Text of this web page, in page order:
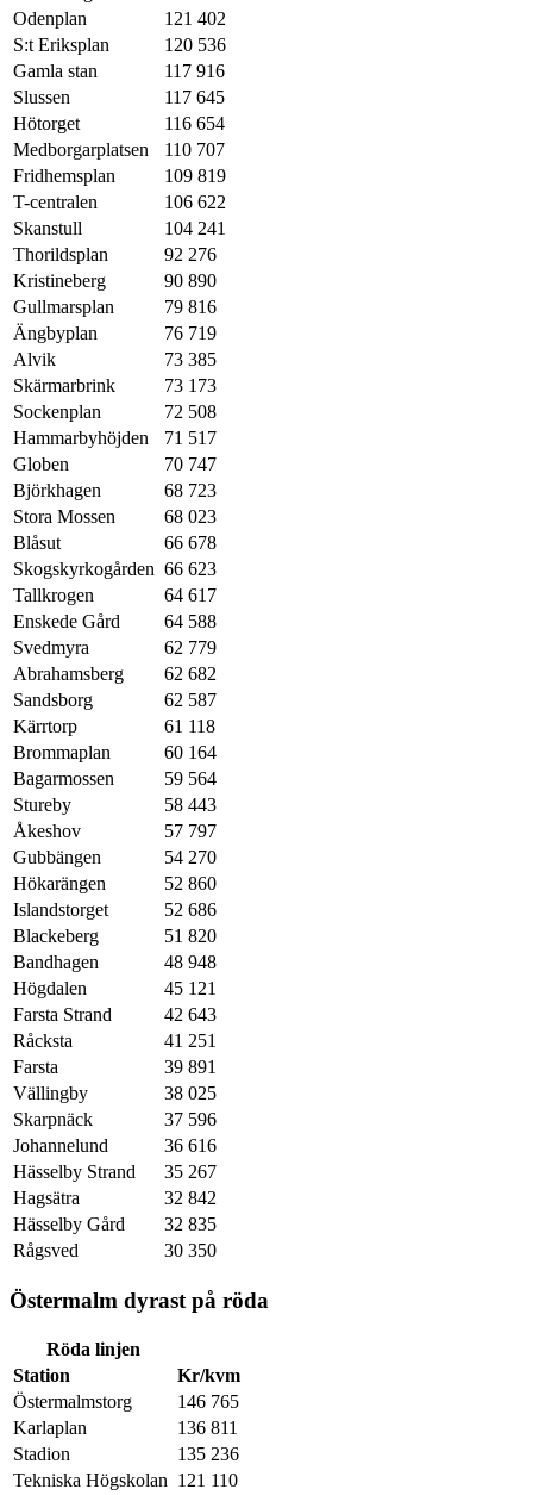
Odenplan
121 402
S:t Eriksplan
120 536
Gamla stan
117 916
Slussen
117 645
Hötorget
116 654
Medborgarplatsen
110 707
Fridhemsplan
109 819
T-centralen
106 622
Skanstull
104 241
Thorildsplan
92 276
Kristineberg
90 890
Gullmarsplan
79 816
Ängbyplan
76 719
Alvik
73 385
Skärmarbrink
73 173
Sockenplan
72 508
Hammarbyhöjden
71 517
Globen
70 747
Björkhagen
68 723
Stora Mossen
68 023
Blåsut
66 678
Skogskyrkogården 66 623
Tallkrogen
64 617
Enskede Gård
64 588
Svedmyra
62 779
Abrahamsberg
62 682
Sandsborg
62 587
Kärrtorp
61 118
Brommaplan
60 164
Bagarmossen
59 564
Stureby
58 443
Åkeshov
57 797
Gubbängen
54 270
Hökarängen
52 860
Islandstorget
52 686
Blackeberg
51 820
Bandhagen
48 948
Högdalen
45 121
Farsta Strand
42 643
Råcksta
41 251
Farsta
39 891
Vällingby
38 025
Skarpnäck
37 596
Johannelund
36 616
Hässelby Strand
35 267
Hagsätra
32 842
Hässelby Gård
32 835
Rågsved
30 350
Östermalm dyrast på röda
Röda linjen
Station
Kr/kvm
Östermalmstorg
146 765
Karlaplan
136 811
Stadion
135 236
Tekniska Högskolan 121 110